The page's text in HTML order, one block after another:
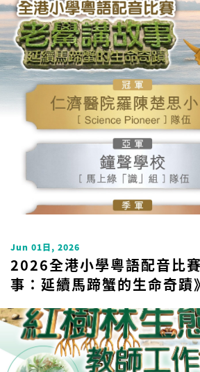
Jun 01日, 2026
2026全港小學粵語配音比
事：延續馬蹄蟹的生命奇蹟
揭曉！